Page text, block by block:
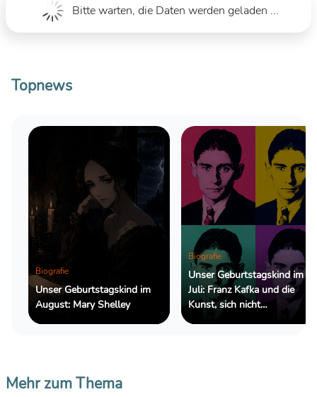
Bitte warten, die Daten werden geladen ...
Topnews
Biografie
Unser Geburtstagskind im
August: Mary Shelley
Biografie
Unser Geburtstagskind im
Juli: Franz Kafka und die
Kunst, sich nicht
zurechtzufinden
Mehr zum Thema